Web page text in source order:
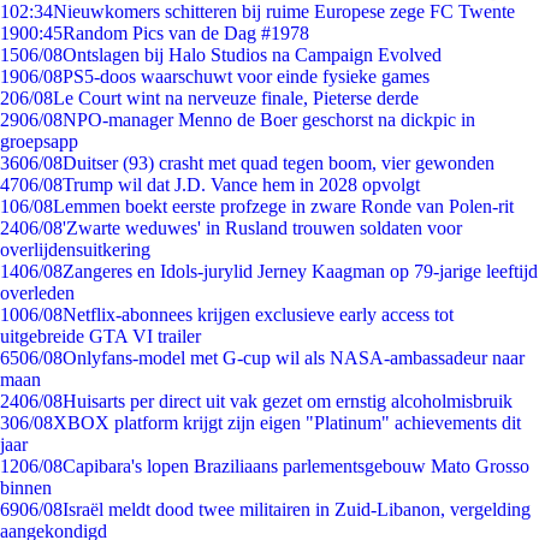
102:34Nieuwkomers schitteren bij ruime Europese zege FC Twente
1900:45Random Pics van de Dag #1978
1506/08Ontslagen bij Halo Studios na Campaign Evolved
1906/08PS5-doos waarschuwt voor einde fysieke games
206/08Le Court wint na nerveuze finale, Pieterse derde
2906/08NPO-manager Menno de Boer geschorst na dickpic in
groepsapp
3606/08Duitser (93) crasht met quad tegen boom, vier gewonden
4706/08Trump wil dat J.D. Vance hem in 2028 opvolgt
106/08Lemmen boekt eerste profzege in zware Ronde van Polen-rit
2406/08'Zwarte weduwes' in Rusland trouwen soldaten voor
overlijdensuitkering
1406/08Zangeres en Idols-jurylid Jerney Kaagman op 79-jarige leeftijd
overleden
1006/08Netflix-abonnees krijgen exclusieve early access tot
uitgebreide GTA VI trailer
6506/08Onlyfans-model met G-cup wil als NASA-ambassadeur naar
maan
2406/08Huisarts per direct uit vak gezet om ernstig alcoholmisbruik
306/08XBOX platform krijgt zijn eigen "Platinum" achievements dit
jaar
1206/08Capibara's lopen Braziliaans parlementsgebouw Mato Grosso
binnen
6906/08Israël meldt dood twee militairen in Zuid-Libanon, vergelding
aangekondigd